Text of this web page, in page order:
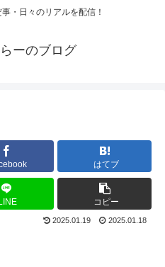
・日々のリアルを配信！
ーのブログ
はてブ
コピー
2025.01.19 2025.01.18